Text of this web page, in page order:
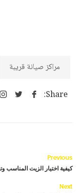
مراكز صيانة قريبة
Share:
Previous
كيفية اختيار الزيت المناسب
Next